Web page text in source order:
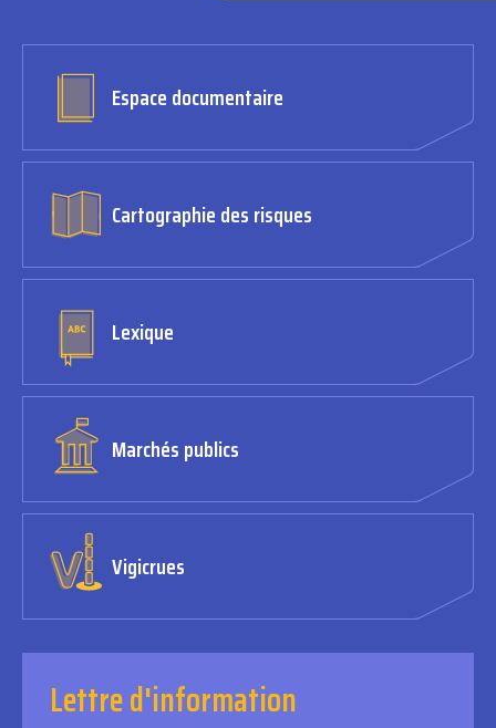
Espace documentaire
Cartographie des risques
Lexique
Marchés publics
Vigicrues
Lettre d'information